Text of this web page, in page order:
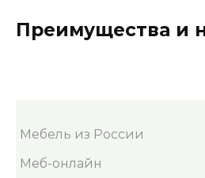
Преимущества и
Мебель из России
Меб-онлайн